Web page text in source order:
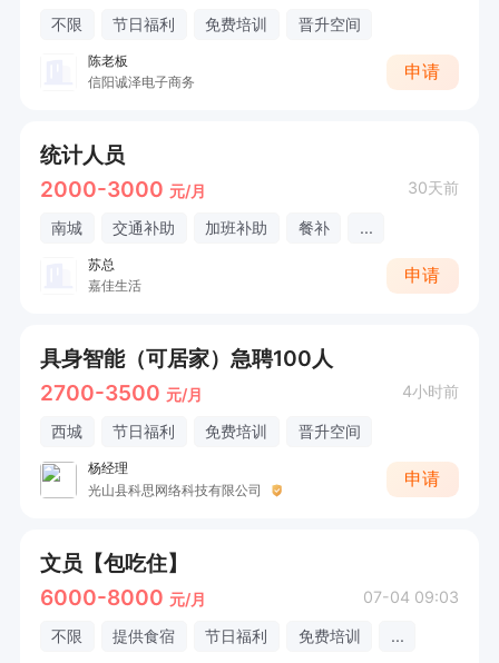
不限 节日福利 免费培训 晋升空间
陈老板
信阳诚泽电子商务
申请
统计人员
2000-3000 元/月 30天前
南城 交通补助 加班补助 餐补 ...
苏总
嘉佳生活
申请
具身智能（可居家）急聘100人
2700-3500 元/月 4小时前
西城 节日福利 免费培训 晋升空间
杨经理
光山县科思网络科技有限公司
申请
文员【包吃住】
6000-8000 元/月 07-04 09:03
不限 提供食宿 节日福利 免费培训 ...